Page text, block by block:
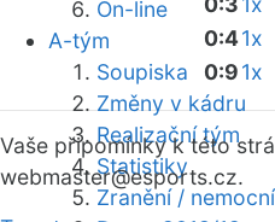
On-line
A-tým
Soupiska
Změny v kádru
Realizační tým
Statistiky
Zranění /
0:41x
0:91x
Vaše připomínky k této
webmaster@esports.cz.